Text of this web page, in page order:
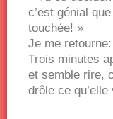
c’est génial
touchée! »
Je me
Trois minutes
et semble rire,
drôle ce